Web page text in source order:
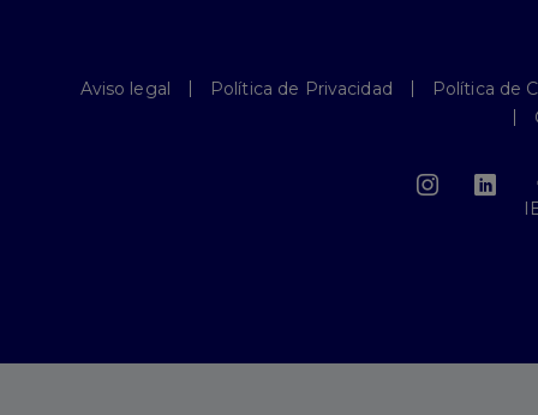
Aviso legal Política de Privacidad
Política de